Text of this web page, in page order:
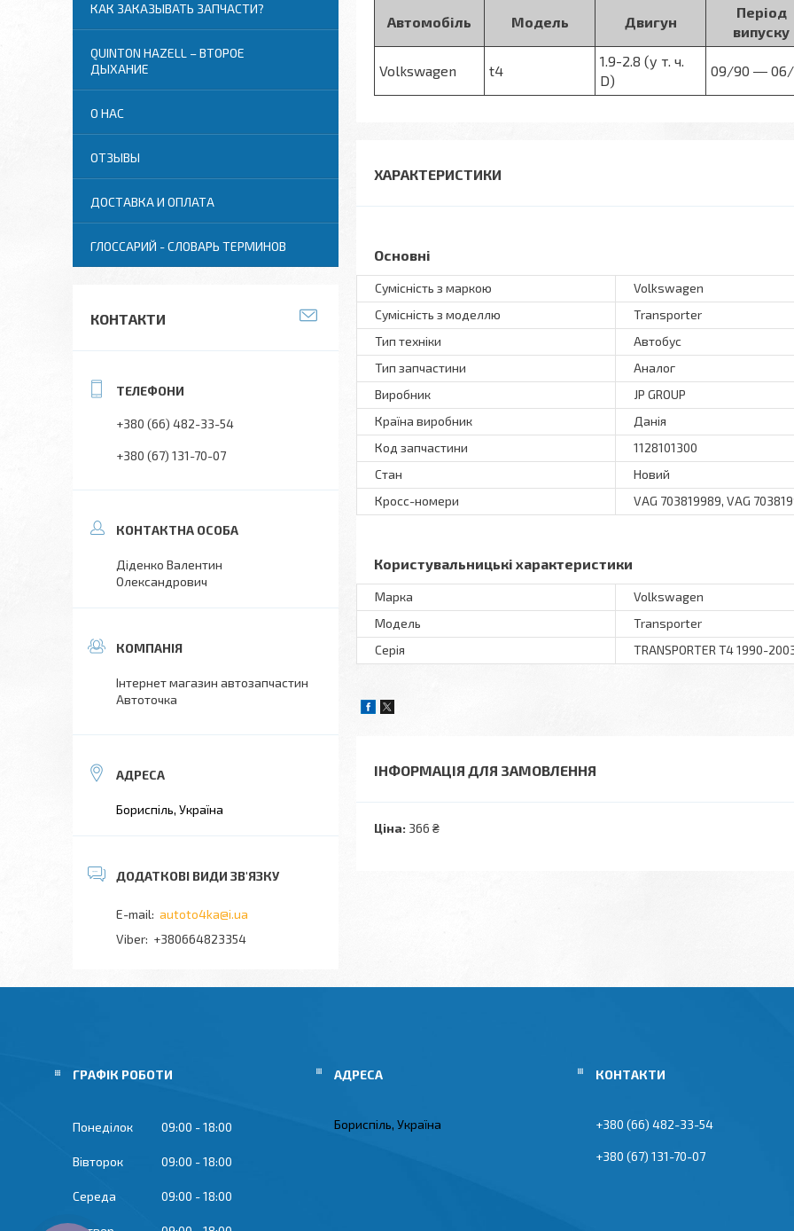
Автомобіль Модель Двигун
Період
випуску
Volkswagen t4
1.9-2.8 (у т. ч.
D)
09/90 ―
ХАРАКТЕРИСТИКИ
Основні
Сумісність з маркою
Volkswagen
Сумісність з моделлю
Transporter
Тип техніки
Автобус
Тип запчастини
Аналог
Виробник
JP GROUP
Країна виробник
Данія
Код запчастини
1128101300
Стан
Новий
Кросс-номери
VAG 703819989, VAG
Користувальницькі характеристики
Марка
Volkswagen
Модель
Transporter
Серія
TRANSPORTER T4 1990-
ІНФОРМАЦІЯ ДЛЯ ЗАМОВЛЕННЯ
Ціна: 366 ₴
КАК ЗАКАЗЫВАТЬ ЗАПЧАСТИ?
QUINTON HAZELL – ВТОРОЕ
ДЫХАНИЕ
О НАС
ОТЗЫВЫ
ДОСТАВКА И ОПЛАТА
ГЛОССАРИЙ - СЛОВАРЬ ТЕРМИНОВ
КОНТАКТИ
+380 (66) 482-33-54
+380 (67) 131-70-07
Діденко Валентин
Олександрович
Інтернет магазин автозапчастин
Автоточка
Бориспіль, Україна
autoto4ka@i.ua
+380664823354
ГРАФІК РОБОТИ
Понеділок 09:00 18:00
Вівторок 09:00 18:00
Середа 09:00 18:00
Бориспіль, Україна +380 (66) 482-33-54
+380 (67) 131-70-07